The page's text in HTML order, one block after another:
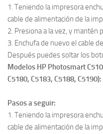
1. Teniendo la impresora
cable de alimentación de la
2. Presiona a la vez, y mantén
3. Enchufa de nuevo el cable
Después puedes soltar los
Modelos HP Photosmart
C5180, C5183, C5188, C5190):
Pasos a seguir:
1. Teniendo la impresora
cable de alimentación de la